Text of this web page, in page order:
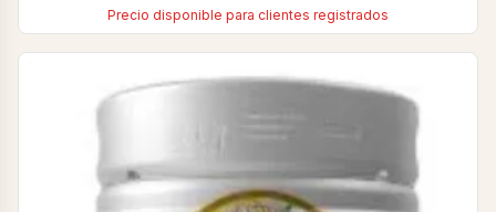
Precio disponible para clientes registrados